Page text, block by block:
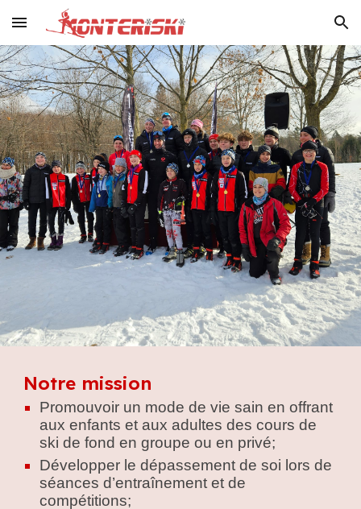
Skip to main content Skip to navigation
Notre mission
Promouvoir un mode de vie sain en offrant
aux enfants et aux adultes des cours de
ski de fond en groupe ou en privé;
Développer le dépassement de soi lors de
séances d’entraînement et de
compétitions;